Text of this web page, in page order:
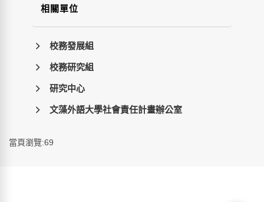
相關單位
校務發展組
校務研究組
研究中心
文藻外語大學社會責任計畫辦公室
當頁瀏覽:69